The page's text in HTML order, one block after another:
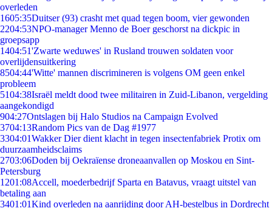
overleden
1605:35Duitser (93) crasht met quad tegen boom, vier gewonden
2204:53NPO-manager Menno de Boer geschorst na dickpic in
groepsapp
1404:51'Zwarte weduwes' in Rusland trouwen soldaten voor
overlijdensuitkering
8504:44'Witte' mannen discrimineren is volgens OM geen enkel
probleem
5104:38Israël meldt dood twee militairen in Zuid-Libanon, vergelding
aangekondigd
904:27Ontslagen bij Halo Studios na Campaign Evolved
3704:13Random Pics van de Dag #1977
3304:01Wakker Dier dient klacht in tegen insectenfabriek Protix om
duurzaamheidsclaims
2703:06Doden bij Oekraïense droneaanvallen op Moskou en Sint-
Petersburg
1201:08Accell, moederbedrijf Sparta en Batavus, vraagt uitstel van
betaling aan
3401:01Kind overleden na aanrijding door AH-bestelbus in Dordrecht